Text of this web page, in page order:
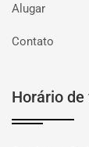
Alugar
Contato
Horário